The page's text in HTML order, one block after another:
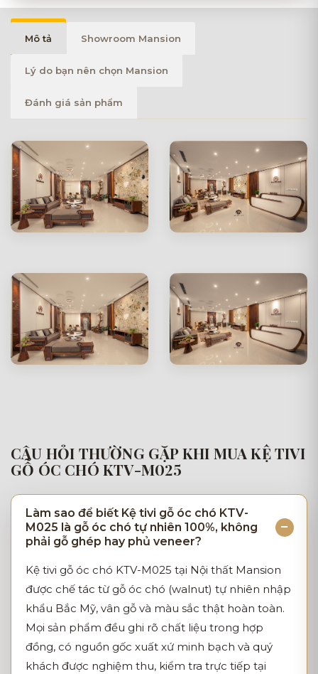
Mô tả Showroom Mansion
Lý do bạn nên chọn Mansion
Đánh giá sản phẩm
CÂU HỎI THƯỜNG GẶP KHI MUA KỆ TIVI
GỖ ÓC CHÓ KTV-M025
Làm sao để biết Kệ tivi gỗ óc chó KTV-
M025 là gỗ óc chó tự nhiên 100%, không
phải gỗ ghép hay phủ veneer?
Kệ tivi gỗ óc chó KTV-M025 tại Nội thất Mansion
được chế tác từ gỗ óc chó (walnut) tự nhiên nhập
khẩu Bắc Mỹ, vân gỗ và màu sắc thật hoàn toàn.
Mọi sản phẩm đều ghi rõ chất liệu trong hợp
đồng, có nguồn gốc xuất xứ minh bạch và quý
khách được nghiệm thu, kiểm tra trực tiếp tại